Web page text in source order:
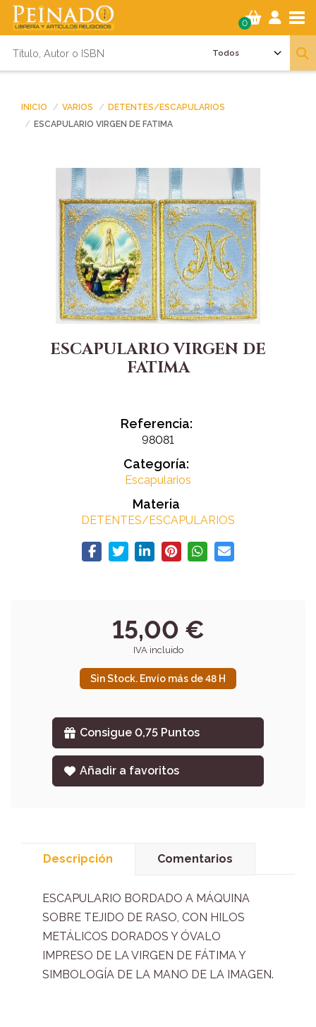
0
INICIO VARIOS
DETENTES/ESCAPULARIOS
ESCAPULARIO VIRGEN DE FATIMA
ESCAPULARIO VIRGEN DE
FATIMA
Referencia:
98081
Categoría:
Escapularios
Materia
DETENTES/ESCAPULARIOS
15,00 €
IVA incluido
Sin Stock. Envío más de 48 H
Consigue 0,75 Puntos
Añadir a favoritos
Descripción Comentarios
ESCAPULARIO BORDADO A MÁQUINA
SOBRE TEJIDO DE RASO, CON HILOS
METÁLICOS DORADOS Y ÓVALO
IMPRESO DE LA VIRGEN DE FÁTIMA Y
SIMBOLOGÍA DE LA MANO DE LA IMAGEN.